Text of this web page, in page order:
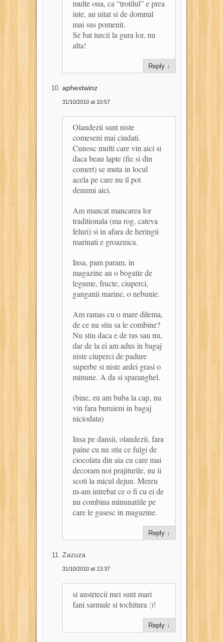
multe oua, ca “trotilul” e prea
iute, au uitat si de domnul
mai sus pomenit.
Se bat turcii la gura lor, nu
alta!
Reply ↓
aphextwinz
31/10/2010 at 10:57
Olandezii sunt niste
comeseni mai ciudati.
Cunosc multi care vin aici si
daca beau lapte (fie si din
comert) se muta in locul
acela pe care nu il pot
denumi aici.
Am mancat mancarea lor
traditionala (ma rog, cateva
feluri) si in afara de heringii
marinati e groaznica.
Insa, pam param, in
magazine au o bogatie de
legume, fructe, ciuperci,
ganganii marine, o nebunie.
Am ramas cu o mare dilema,
de ce nu stiu sa le combine?
Nu stiu daca e de ras sau nu,
dar de la ei am adus in bagaj
niste ciuperci de padure
superbe si niste ardei grasi o
minune. A da si sparanghel.
(bine, eu am buba la cap, nu
vin fara buruieni in bagaj
niciodata)
Insa pe dansii, olandezii, fara
paine cu nu stiu ce fulgi de
ciocolata din aia cu care mai
decoram noi prajiturile, nu ii
scoti la micul dejun. Mereu
m-am intrebat ce o fi cu ei de
nu combina minunatiile pe
care le gasesc in magazine.
Reply ↓
Zazuza
31/10/2010 at 13:37
si austriecii mei sunt mari
fani sarmale si tochitura :)!
Reply ↓